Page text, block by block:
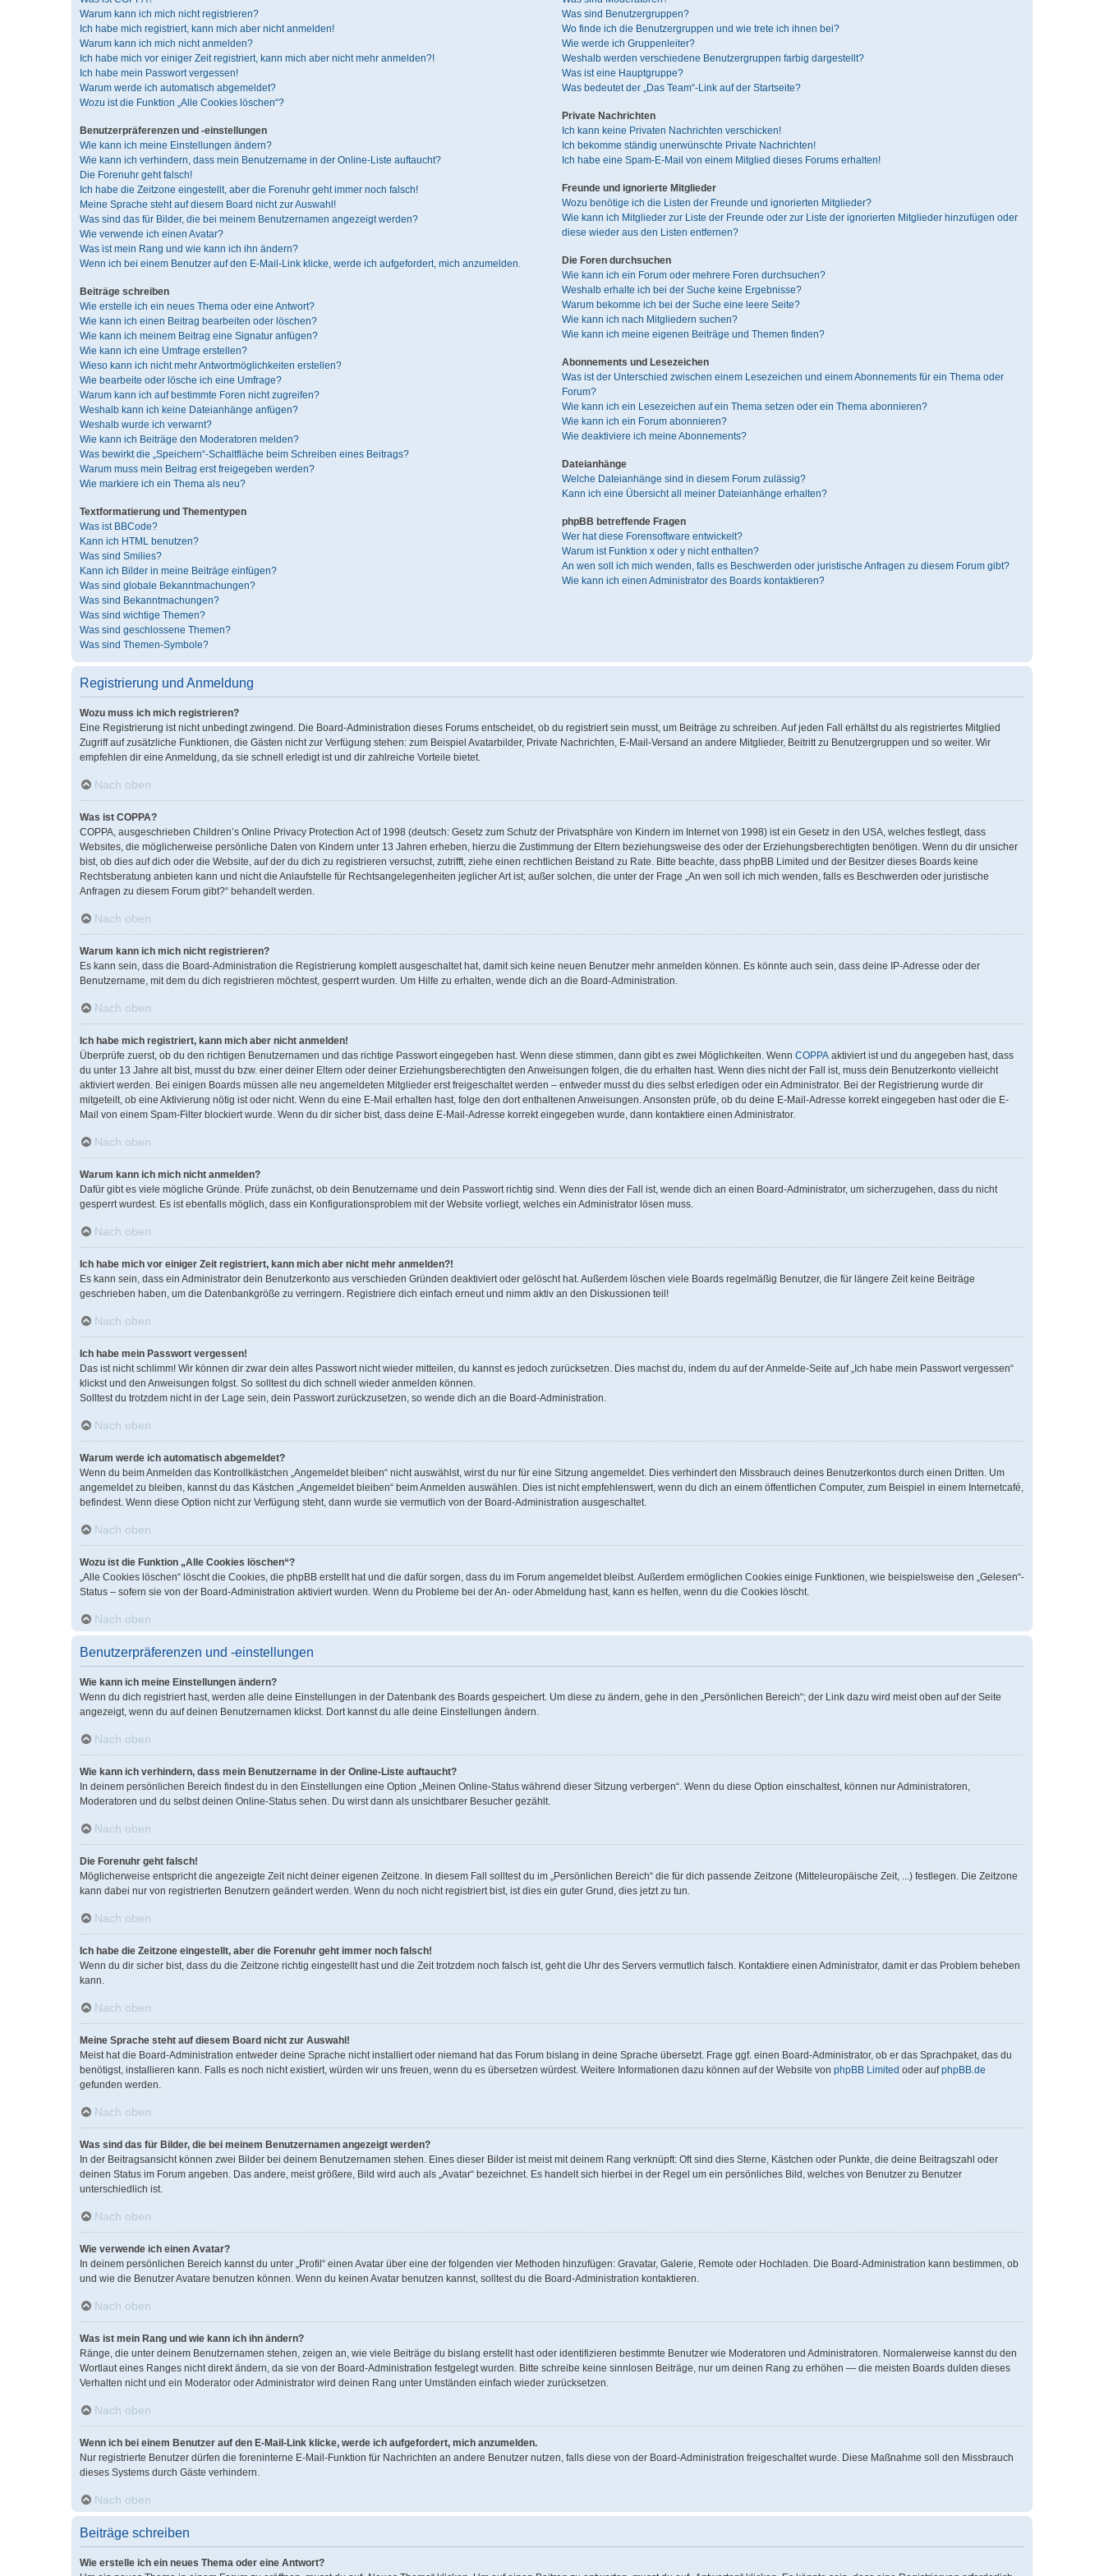
Warum kann ich mich nicht registrieren?
Ich habe mich registriert, kann mich aber nicht anmelden!
Warum kann ich mich nicht anmelden?
Ich habe mich vor einiger Zeit registriert, kann mich aber nicht mehr anmelden?!
Ich habe mein Passwort vergessen!
Warum werde ich automatisch abgemeldet?
Wozu ist die Funktion „Alle Cookies löschen“?
Benutzerpräferenzen und -einstellungen
Wie kann ich meine Einstellungen ändern?
Wie kann ich verhindern, dass mein Benutzername in der Online-Liste auftaucht?
Die Forenuhr geht falsch!
Ich habe die Zeitzone eingestellt, aber die Forenuhr geht immer noch falsch!
Meine Sprache steht auf diesem Board nicht zur Auswahl!
Was sind das für Bilder, die bei meinem Benutzernamen angezeigt werden?
Wie verwende ich einen Avatar?
Was ist mein Rang und wie kann ich ihn ändern?
Wenn ich bei einem Benutzer auf den E-Mail-Link klicke, werde ich aufgefordert, mich anzumelden.
Beiträge schreiben
Wie erstelle ich ein neues Thema oder eine Antwort?
Wie kann ich einen Beitrag bearbeiten oder löschen?
Wie kann ich meinem Beitrag eine Signatur anfügen?
Wie kann ich eine Umfrage erstellen?
Wieso kann ich nicht mehr Antwortmöglichkeiten erstellen?
Wie bearbeite oder lösche ich eine Umfrage?
Warum kann ich auf bestimmte Foren nicht zugreifen?
Weshalb kann ich keine Dateianhänge anfügen?
Weshalb wurde ich verwarnt?
Wie kann ich Beiträge den Moderatoren melden?
Was bewirkt die „Speichern“-Schaltfläche beim Schreiben eines Beitrags?
Warum muss mein Beitrag erst freigegeben werden?
Wie markiere ich ein Thema als neu?
Textformatierung und Thementypen
Was ist BBCode?
Kann ich HTML benutzen?
Was sind Smilies?
Kann ich Bilder in meine Beiträge einfügen?
Was sind globale Bekanntmachungen?
Was sind Bekanntmachungen?
Was sind wichtige Themen?
Was sind geschlossene Themen?
Was sind Themen-Symbole?
Was sind Benutzergruppen?
Wo finde ich die Benutzergruppen und wie trete ich ihnen bei?
Wie werde ich Gruppenleiter?
Weshalb werden verschiedene Benutzergruppen farbig dargestellt?
Was ist eine Hauptgruppe?
Was bedeutet der „Das Team“-Link auf der Startseite?
Private Nachrichten
Ich kann keine Privaten Nachrichten verschicken!
Ich bekomme ständig unerwünschte Private Nachrichten!
Ich habe eine Spam-E-Mail von einem Mitglied dieses Forums erhalten!
Freunde und ignorierte Mitglieder
Wozu benötige ich die Listen der Freunde und ignorierten Mitglieder?
Wie kann ich Mitglieder zur Liste der Freunde oder zur Liste der ignorierten Mitglieder hinzufügen oder
diese wieder aus den Listen entfernen?
Die Foren durchsuchen
Wie kann ich ein Forum oder mehrere Foren durchsuchen?
Weshalb erhalte ich bei der Suche keine Ergebnisse?
Warum bekomme ich bei der Suche eine leere Seite?
Wie kann ich nach Mitgliedern suchen?
Wie kann ich meine eigenen Beiträge und Themen finden?
Abonnements und Lesezeichen
Was ist der Unterschied zwischen einem Lesezeichen und einem Abonnements für ein Thema oder
Forum?
Wie kann ich ein Lesezeichen auf ein Thema setzen oder ein Thema abonnieren?
Wie kann ich ein Forum abonnieren?
Wie deaktiviere ich meine Abonnements?
Dateianhänge
Welche Dateianhänge sind in diesem Forum zulässig?
Kann ich eine Übersicht all meiner Dateianhänge erhalten?
phpBB betreffende Fragen
Wer hat diese Forensoftware entwickelt?
Warum ist Funktion x oder y nicht enthalten?
An wen soll ich mich wenden, falls es Beschwerden oder juristische Anfragen zu diesem Forum gibt?
Wie kann ich einen Administrator des Boards kontaktieren?
Registrierung und Anmeldung
Wozu muss ich mich registrieren?
Eine Registrierung ist nicht unbedingt zwingend. Die Board-Administration dieses Forums entscheidet, ob du registriert sein musst, um Beiträge zu schreiben. Auf jeden Fall erhältst du als registriertes Mitglied
Zugriff auf zusätzliche Funktionen, die Gästen nicht zur Verfügung stehen: zum Beispiel Avatarbilder, Private Nachrichten, E-Mail-Versand an andere Mitglieder, Beitritt zu Benutzergruppen und so weiter. Wir
empfehlen dir eine Anmeldung, da sie schnell erledigt ist und dir zahlreiche Vorteile bietet.
Nach oben
Was ist COPPA?
COPPA, ausgeschrieben Children’s Online Privacy Protection Act of 1998 (deutsch: Gesetz zum Schutz der Privatsphäre von Kindern im Internet von 1998) ist ein Gesetz in den USA, welches festlegt, dass
Websites, die möglicherweise persönliche Daten von Kindern unter 13 Jahren erheben, hierzu die Zustimmung der Eltern beziehungsweise des oder der Erziehungsberechtigten benötigen. Wenn du dir unsicher
bist, ob dies auf dich oder die Website, auf der du dich zu registrieren versuchst, zutrifft, ziehe einen rechtlichen Beistand zu Rate. Bitte beachte, dass phpBB Limited und der Besitzer dieses Boards keine
Rechtsberatung anbieten kann und nicht die Anlaufstelle für Rechtsangelegenheiten jeglicher Art ist; außer solchen, die unter der Frage „An wen soll ich mich wenden, falls es Beschwerden oder juristische
Anfragen zu diesem Forum gibt?“ behandelt werden.
Nach oben
Warum kann ich mich nicht registrieren?
Es kann sein, dass die Board-Administration die Registrierung komplett ausgeschaltet hat, damit sich keine neuen Benutzer mehr anmelden können. Es könnte auch sein, dass deine IP-Adresse oder der
Benutzername, mit dem du dich registrieren möchtest, gesperrt wurden. Um Hilfe zu erhalten, wende dich an die Board-Administration.
Nach oben
Ich habe mich registriert, kann mich aber nicht anmelden!
Überprüfe zuerst, ob du den richtigen Benutzernamen und das richtige Passwort eingegeben hast. Wenn diese stimmen, dann gibt es zwei Möglichkeiten. Wenn COPPA aktiviert ist und du angegeben hast, dass
du unter 13 Jahre alt bist, musst du bzw. einer deiner Eltern oder deiner Erziehungsberechtigten den Anweisungen folgen, die du erhalten hast. Wenn dies nicht der Fall ist, muss dein Benutzerkonto vielleicht
aktiviert werden. Bei einigen Boards müssen alle neu angemeldeten Mitglieder erst freigeschaltet werden – entweder musst du dies selbst erledigen oder ein Administrator. Bei der Registrierung wurde dir
mitgeteilt, ob eine Aktivierung nötig ist oder nicht. Wenn du eine E-Mail erhalten hast, folge den dort enthaltenen Anweisungen. Ansonsten prüfe, ob du deine E-Mail-Adresse korrekt eingegeben hast oder die E-
Mail von einem Spam-Filter blockiert wurde. Wenn du dir sicher bist, dass deine E-Mail-Adresse korrekt eingegeben wurde, dann kontaktiere einen Administrator.
Nach oben
Warum kann ich mich nicht anmelden?
Dafür gibt es viele mögliche Gründe. Prüfe zunächst, ob dein Benutzername und dein Passwort richtig sind. Wenn dies der Fall ist, wende dich an einen Board-Administrator, um sicherzugehen, dass du nicht
gesperrt wurdest. Es ist ebenfalls möglich, dass ein Konfigurationsproblem mit der Website vorliegt, welches ein Administrator lösen muss.
Nach oben
Ich habe mich vor einiger Zeit registriert, kann mich aber nicht mehr anmelden?!
Es kann sein, dass ein Administrator dein Benutzerkonto aus verschieden Gründen deaktiviert oder gelöscht hat. Außerdem löschen viele Boards regelmäßig Benutzer, die für längere Zeit keine Beiträge
geschrieben haben, um die Datenbankgröße zu verringern. Registriere dich einfach erneut und nimm aktiv an den Diskussionen teil!
Nach oben
Ich habe mein Passwort vergessen!
Das ist nicht schlimm! Wir können dir zwar dein altes Passwort nicht wieder mitteilen, du kannst es jedoch zurücksetzen. Dies machst du, indem du auf der Anmelde-Seite auf „Ich habe mein Passwort vergessen“
klickst und den Anweisungen folgst. So solltest du dich schnell wieder anmelden können.
Solltest du trotzdem nicht in der Lage sein, dein Passwort zurückzusetzen, so wende dich an die Board-Administration.
Nach oben
Warum werde ich automatisch abgemeldet?
Wenn du beim Anmelden das Kontrollkästchen „Angemeldet bleiben“ nicht auswählst, wirst du nur für eine Sitzung angemeldet. Dies verhindert den Missbrauch deines Benutzerkontos durch einen Dritten. Um
angemeldet zu bleiben, kannst du das Kästchen „Angemeldet bleiben“ beim Anmelden auswählen. Dies ist nicht empfehlenswert, wenn du dich an einem öffentlichen Computer, zum Beispiel in einem Internetcafé,
befindest. Wenn diese Option nicht zur Verfügung steht, dann wurde sie vermutlich von der Board-Administration ausgeschaltet.
Nach oben
Wozu ist die Funktion „Alle Cookies löschen“?
„Alle Cookies löschen“ löscht die Cookies, die phpBB erstellt hat und die dafür sorgen, dass du im Forum angemeldet bleibst. Außerdem ermöglichen Cookies einige Funktionen, wie beispielsweise den „Gelesen“-
Status – sofern sie von der Board-Administration aktiviert wurden. Wenn du Probleme bei der An- oder Abmeldung hast, kann es helfen, wenn du die Cookies löscht.
Nach oben
Benutzerpräferenzen und -einstellungen
Wie kann ich meine Einstellungen ändern?
Wenn du dich registriert hast, werden alle deine Einstellungen in der Datenbank des Boards gespeichert. Um diese zu ändern, gehe in den „Persönlichen Bereich“; der Link dazu wird meist oben auf der Seite
angezeigt, wenn du auf deinen Benutzernamen klickst. Dort kannst du alle deine Einstellungen ändern.
Nach oben
Wie kann ich verhindern, dass mein Benutzername in der Online-Liste auftaucht?
In deinem persönlichen Bereich findest du in den Einstellungen eine Option „Meinen Online-Status während dieser Sitzung verbergen“. Wenn du diese Option einschaltest, können nur Administratoren,
Moderatoren und du selbst deinen Online-Status sehen. Du wirst dann als unsichtbarer Besucher gezählt.
Nach oben
Die Forenuhr geht falsch!
Möglicherweise entspricht die angezeigte Zeit nicht deiner eigenen Zeitzone. In diesem Fall solltest du im „Persönlichen Bereich“ die für dich passende Zeitzone (Mitteleuropäische Zeit, ...) festlegen. Die Zeitzone
kann dabei nur von registrierten Benutzern geändert werden. Wenn du noch nicht registriert bist, ist dies ein guter Grund, dies jetzt zu tun.
Nach oben
Ich habe die Zeitzone eingestellt, aber die Forenuhr geht immer noch falsch!
Wenn du dir sicher bist, dass du die Zeitzone richtig eingestellt hast und die Zeit trotzdem noch falsch ist, geht die Uhr des Servers vermutlich falsch. Kontaktiere einen Administrator, damit er das Problem beheben
kann.
Nach oben
Meine Sprache steht auf diesem Board nicht zur Auswahl!
Meist hat die Board-Administration entweder deine Sprache nicht installiert oder niemand hat das Forum bislang in deine Sprache übersetzt. Frage ggf. einen Board-Administrator, ob er das Sprachpaket, das du
benötigst, installieren kann. Falls es noch nicht existiert, würden wir uns freuen, wenn du es übersetzen würdest. Weitere Informationen dazu können auf der Website von phpBB Limited oder aufphpBB.de
gefunden werden.
Nach oben
Was sind das für Bilder, die bei meinem Benutzernamen angezeigt werden?
In der Beitragsansicht können zwei Bilder bei deinem Benutzernamen stehen. Eines dieser Bilder ist meist mit deinem Rang verknüpft: Oft sind dies Sterne, Kästchen oder Punkte, die deine Beitragszahl oder
deinen Status im Forum angeben. Das andere, meist größere, Bild wird auch als „Avatar“ bezeichnet. Es handelt sich hierbei in der Regel um ein persönliches Bild, welches von Benutzer zu Benutzer
unterschiedlich ist.
Nach oben
Wie verwende ich einen Avatar?
In deinem persönlichen Bereich kannst du unter „Profil“ einen Avatar über eine der folgenden vier Methoden hinzufügen: Gravatar, Galerie, Remote oder Hochladen. Die Board-Administration kann bestimmen, ob
und wie die Benutzer Avatare benutzen können. Wenn du keinen Avatar benutzen kannst, solltest du die Board-Administration kontaktieren.
Nach oben
Was ist mein Rang und wie kann ich ihn ändern?
Ränge, die unter deinem Benutzernamen stehen, zeigen an, wie viele Beiträge du bislang erstellt hast oder identifizieren bestimmte Benutzer wie Moderatoren und Administratoren. Normalerweise kannst du den
Wortlaut eines Ranges nicht direkt ändern, da sie von der Board-Administration festgelegt wurden. Bitte schreibe keine sinnlosen Beiträge, nur um deinen Rang zu erhöhen — die meisten Boards dulden dieses
Verhalten nicht und ein Moderator oder Administrator wird deinen Rang unter Umständen einfach wieder zurücksetzen.
Nach oben
Wenn ich bei einem Benutzer auf den E-Mail-Link klicke, werde ich aufgefordert, mich anzumelden.
Nur registrierte Benutzer dürfen die foreninterne E-Mail-Funktion für Nachrichten an andere Benutzer nutzen, falls diese von der Board-Administration freigeschaltet wurde. Diese Maßnahme soll den Missbrauch
dieses Systems durch Gäste verhindern.
Nach oben
Beiträge schreiben
Wie erstelle ich ein neues Thema oder eine Antwort?